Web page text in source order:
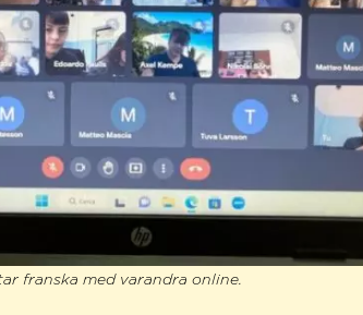
franska med varandra online.